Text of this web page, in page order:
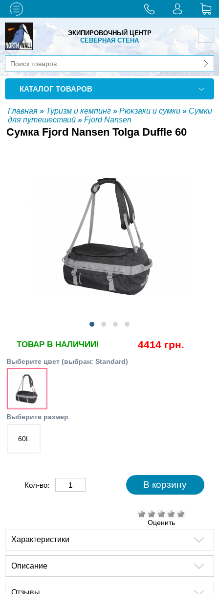
ЭКИПИРОВОЧНЫЙ ЦЕНТР
СЕВЕРНАЯ СТЕНА
КАТАЛОГ ТОВАРОВ
Главная » Туризм и кемпинг » Рюкзаки и сумки » Сумки
для путешествий » Fjord Nansen
Сумка Fjord Nansen Tolga Duffle 60
ТОВАР В НАЛИЧИИ! 4414 грн.
Выберите цвет (выбран: Standard)
Выберите размер
60L
Кол-во:
Оценить
Характеристики
Описание
Отзывы